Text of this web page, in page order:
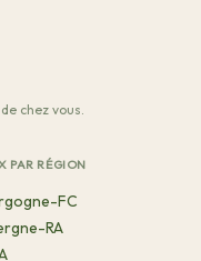
chez vous.
PAR RÉGION
FC
RA